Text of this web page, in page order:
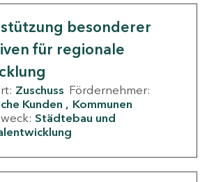
besonderer
für regionale
Zuschuss Fördernehmer:
Kunden
Kommunen
Städtebau und